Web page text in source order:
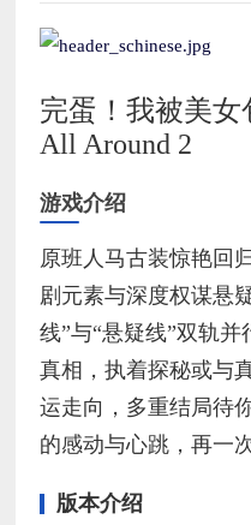
完蛋！我被美女
All Around 2
游戏介绍
原班人马古装惊艳回
剧元素与深度权谋悬
线”与“悬疑线”双轨
真相，执着探秘或与
运走向，多重结局待
的感动与心跳，再一
版本介绍